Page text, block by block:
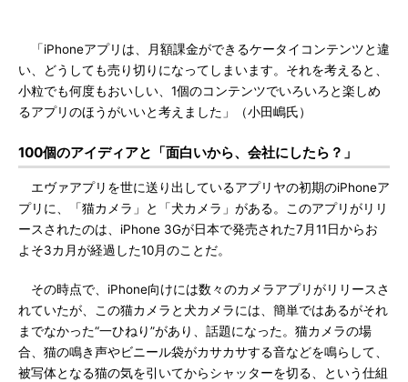
「iPhoneアプリは、月額課金ができるケータイコンテンツと違
い、どうしても売り切りになってしまいます。それを考えると、
小粒でも何度もおいしい、1個のコンテンツでいろいろと楽しめ
るアプリのほうがいいと考えました」（小田嶋氏）
100個のアイディアと「面白いから、会社にしたら？」
エヴァアプリを世に送り出しているアプリヤの初期のiPhoneア
プリに、「猫カメラ」と「犬カメラ」がある。このアプリがリリ
ースされたのは、iPhone 3Gが日本で発売された7月11日からお
よそ3カ月が経過した10月のことだ。
その時点で、iPhone向けには数々のカメラアプリがリリースさ
れていたが、この猫カメラと犬カメラには、簡単ではあるがそれ
までなかった“一ひねり”があり、話題になった。猫カメラの場
合、猫の鳴き声やビニール袋がカサカサする音などを鳴らして、
被写体となる猫の気を引いてからシャッターを切る、という仕組